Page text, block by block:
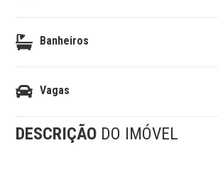
Banheiros
Vagas
DESCRIÇÃO DO IMÓVEL